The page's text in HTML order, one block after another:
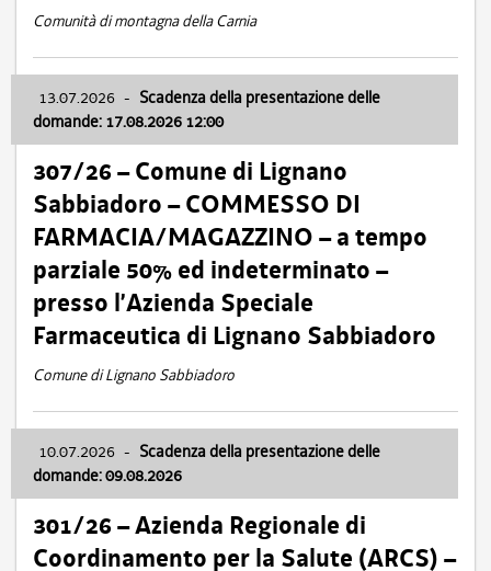
Comunità di montagna della Carnia
13.07.2026 - Scadenza della presentazione delle
domande: 17.08.2026 12:00
307/26 – Comune di Lignano
Sabbiadoro – COMMESSO DI
FARMACIA/MAGAZZINO – a tempo
parziale 50% ed indeterminato –
presso l’Azienda Speciale
Farmaceutica di Lignano Sabbiadoro
Comune di Lignano Sabbiadoro
10.07.2026 - Scadenza della presentazione delle
domande: 09.08.2026
301/26 – Azienda Regionale di
Coordinamento per la Salute (ARCS) –